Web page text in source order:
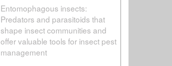
Entomophagous insects:
Predators and parasitoids that
shape insect communities and
offer valuable tools for insect pest
management